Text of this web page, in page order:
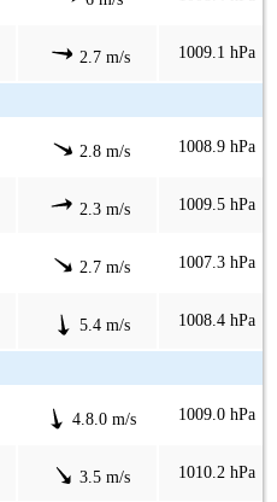
2.7 m/s 1009.1 hPa
2.8 m/s 1008.9 hPa
2.3 m/s 1009.5 hPa
2.7 m/s 1007.3 hPa
5.4 m/s 1008.4 hPa
4.8.0 m/s 1009.0 hPa
3.5 m/s 1010.2 hPa